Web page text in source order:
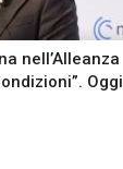
nell’Alleanza
Oggi